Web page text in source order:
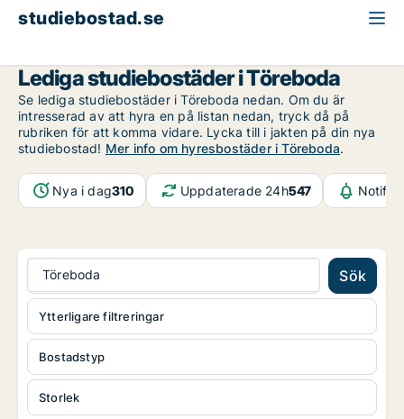
studiebostad.se
Lediga studiebostäder i Töreboda
Se lediga studiebostäder i Töreboda nedan. Om du är
intresserad av att hyra en på listan nedan, tryck då på
rubriken för att komma vidare. Lycka till i jakten på din nya
studiebostad! Mer info om hyresbostäder i Töreboda.
Nya i dag310 Uppdaterade 24h547
Töreboda Sök
Bostadstyp
Storlek
Ytterligare filtreringar